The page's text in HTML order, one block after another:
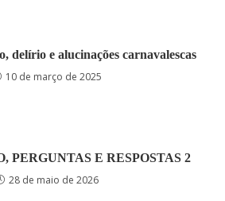
delírio e alucinações carnavalescas
10 de março de 2025
PERGUNTAS E RESPOSTAS 2
28 de maio de 2026